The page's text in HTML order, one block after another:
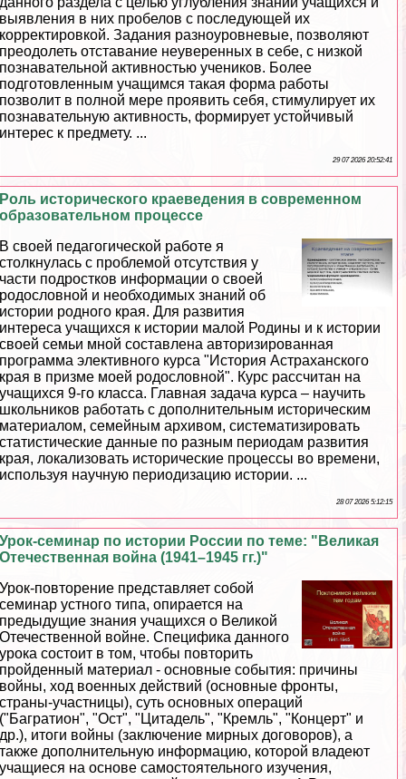
выявления в них пробелов с последующей их
корректировкой. Задания разноуровневые, позволяют
преодолеть отставание неуверенных в себе, с низкой
познавательной активностью учеников. Более
подготовленным учащимся такая форма работы
позволит в полной мере проявить себя, стимулирует их
познавательную активность, формирует устойчивый
интерес к предмету. ...
29 07 2026 20:52:41
Роль исторического краеведения в современном
образовательном процессе
В своей педагогической работе я
столкнулась с проблемой отсутствия у
части подростков информации о своей
родословной и необходимых знаний об
истории родного края. Для развития
интереса учащихся к истории малой Родины и к истории
своей семьи мной составлена авторизированная
программа элективного курса "История Астpaxaнского
края в призме моей родословной". Курс рассчитан на
учащихся 9-го класса. Главная задача курса – научить
школьников работать с дополнительным историческим
материалом, семейным архивом, систематизировать
статистические данные по разным периодам развития
края, локализовать исторические процессы во времени,
используя научную периодизацию истории. ...
28 07 2026 5:12:15
Урок-семинар по истории России по теме: "Великая
Отечественная война (1941–1945 гг.)"
Урок-повторение представляет собой
семинар устного типа, опирается на
предыдущие знания учащихся о Великой
Отечественной войне. Специфика данного
урока состоит в том, чтобы повторить
пройденный материал - основные события: причины
войны, ход военных действий (основные фронты,
страны-участницы), суть основных операций
("Багратион", "Ост", "Цитадель", "Кремль", "Концерт" и
др.), итоги войны (заключение мирных договоров), а
также дополнительную информацию, которой владеют
учащиеся на основе самостоятельного изучения,